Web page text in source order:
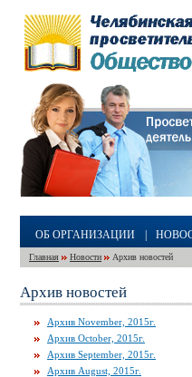
ОБ ОРГАНИЗАЦИИ
Главная Новости Архив новостей
Архив новостей
Архив November, 2015г.
Архив October, 2015г.
Архив September, 2015г.
Архив August, 2015г.